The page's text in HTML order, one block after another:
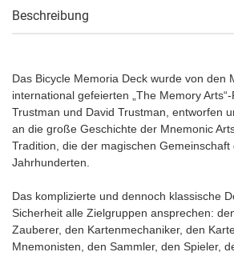
Beschreibung
Das Bicycle Memoria Deck wurde von den
international gefeierten „The Memory
Trustman und David Trustman, entworfen
an die große Geschichte der Mnemonic
Tradition, die der magischen Gemeinschaft
Jahrhunderten.
Das komplizierte und dennoch klassische
Sicherheit alle Zielgruppen ansprechen:
Zauberer, den Kartenmechaniker, den
Mnemonisten, den Sammler, den Spieler,